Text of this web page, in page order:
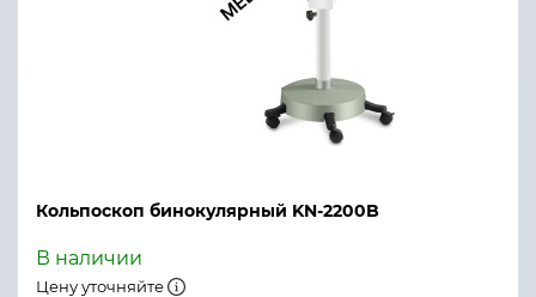
Кольпоскоп бинокулярный KN-2200B
В наличии
Цену уточняйте